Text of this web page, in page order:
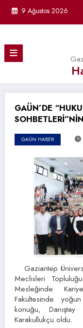
9 Ağustos 2026
GAÜN’DE
GAÜN HABER
Gaziantep
Meclisleri
Mesleğinde
Fakültesinde
konuğu,
Karakullukçu oldu.